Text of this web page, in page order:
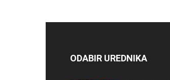
ODABIR UREDNIKA